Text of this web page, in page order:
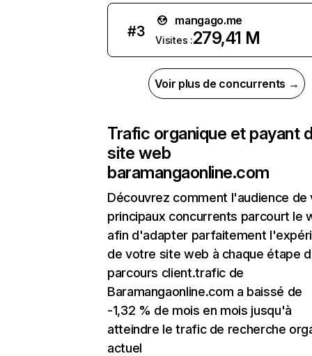
#3
mangago.me
Visites :279,41 M
Voir plus de concurrents →
Trafic organique et payant
site web
baramangaonline.com
Découvrez comment l'audience de
principaux concurrents parcourt le
afin d'adapter parfaitement
de votre site web à chaque étape
parcours client.trafic de
Baramangaonline.com a baissé de
-1,32 % de mois en mois jusqu'à
atteindre le trafic de recherche
actuel